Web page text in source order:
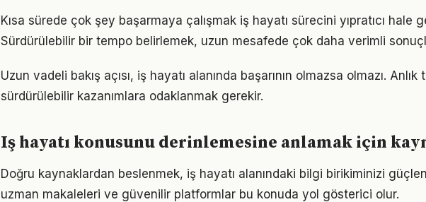
Kısa sürede çok şey başarmaya çalışmak iş hayatı sürecini yıpratıcı hale
Sürdürülebilir bir tempo belirlemek, uzun mesafede çok daha verimli
Uzun vadeli bakış açısı, iş hayatı alanında başarının olmazsa olmazı.
sürdürülebilir kazanımlara odaklanmak gerekir.
Iş hayatı konusunu derinlemesine anlamak için
Doğru kaynaklardan beslenmek, iş hayatı alanındaki bilgi birikiminizi
uzman makaleleri ve güvenilir platformlar bu konuda yol gösterici olur.